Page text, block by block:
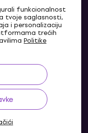
funkcionalnost
tvoje saglasnosti,
i personalizaciju
trećih
Politike